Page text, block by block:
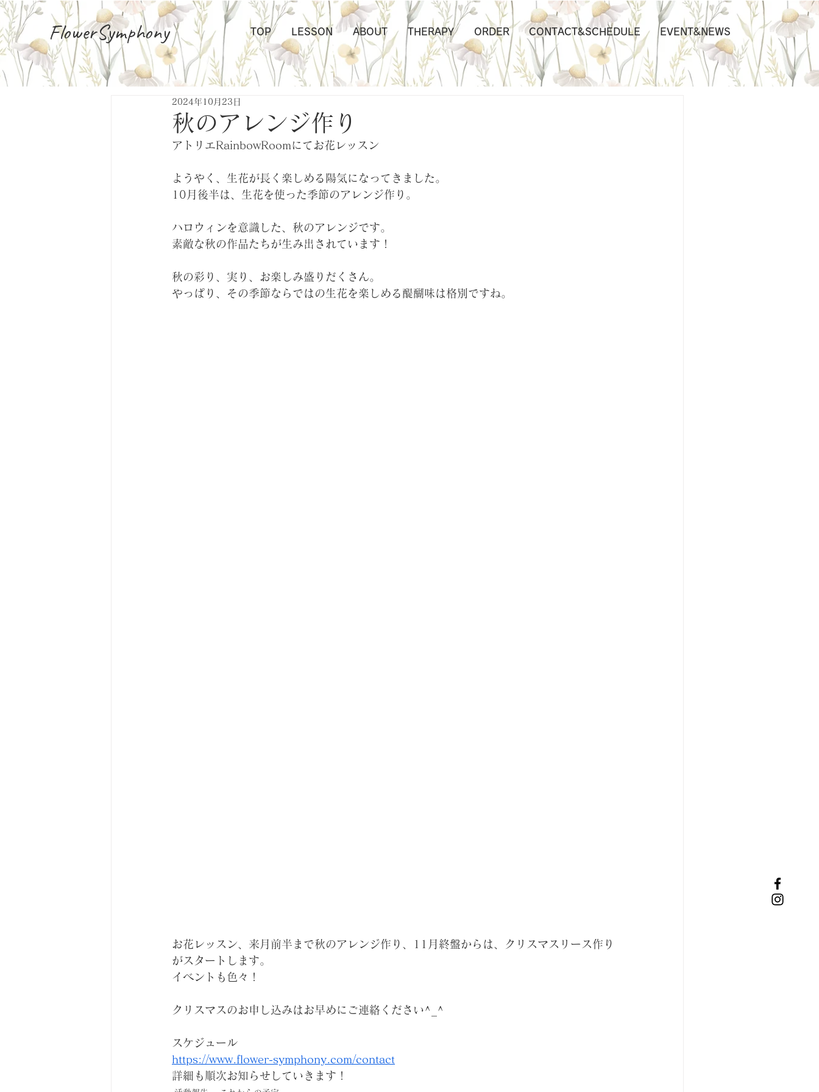
FlowerSymphony TOP LESSON ABOUT THERAPY ORDER CONTACT&SCHEDULE EVENT&NEWS
秋のアレンジ作り
2024年10月23日
アトリエRainbowRoomにてお花レッスン
ようやく、生花が長く楽しめる陽気になってきました。
10月後半は、生花を使った季節のアレンジ作り。
ハロウィンを意識した、秋のアレンジです。
素敵な秋の作品たちが生み出されています！
秋の彩り、実り、お楽しみ盛りだくさん。
やっぱり、その季節ならではの生花を楽しめる醍醐味は格別ですね。
お花レッスン、来月前半まで秋のアレンジ作り、11月終盤からは、クリスマスリース作り
がスタートします。
イベントも色々！
クリスマスのお申し込みはお早めにご連絡ください^_^
スケジュール
https://www.flower-symphony.com/contact
詳細も順次お知らせしていきます！